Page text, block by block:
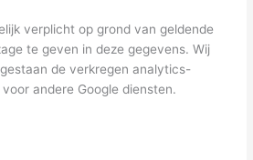
verplicht op grond van geldende
te geven in deze gegevens. Wij
de verkregen analytics-
andere Google diensten.